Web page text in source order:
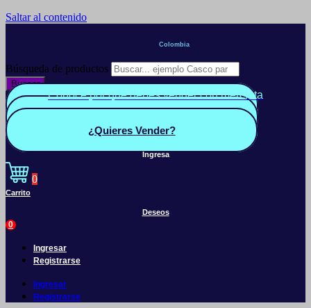
Saltar al contenido
Colombia
Búsqueda de productos
Buscar
Conoce por qué debes vender con mercleta
Quiero Vender
¿Quieres Vender?
Ingresa
0
Carrito
Deseos
0
Ingresar
Registrarse
Ingresar
Registrarse